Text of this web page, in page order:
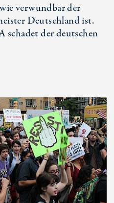
verwundbar der
Deutschland ist.
schadet der deutschen